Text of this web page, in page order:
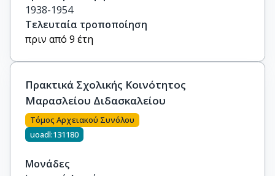
1938-1954
Τελευταία τροποποίηση
πριν από 9 έτη
Πρακτικά Σχολικής Κοινότητος
Μαρασλείου Διδασκαλείου
Τόμος Αρχειακού Συνόλου
uoadl:131180
Μονάδες